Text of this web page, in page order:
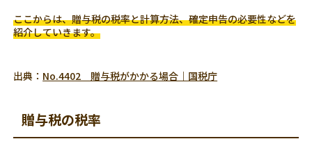
ここからは、贈与税の税率と計算方法、確定申告の必要性などを
紹介していきます。
出典： No.4402 贈与税がかかる場合｜国税庁
贈与税の税率